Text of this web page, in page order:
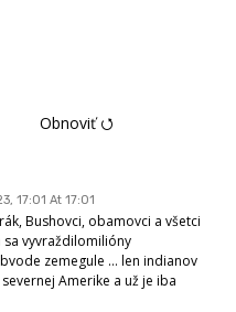
Obnoviť ⭯
17:01 At 17:01
Bushovci, obamovci a všetci
sa vyvraždilomilióny
zemegule … len indianov
Amerike a už je iba